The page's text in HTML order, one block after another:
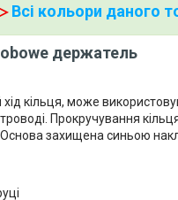
Всі кольори даного
держатель
хід кільця, може
Прокручування
Основа захищена синьою